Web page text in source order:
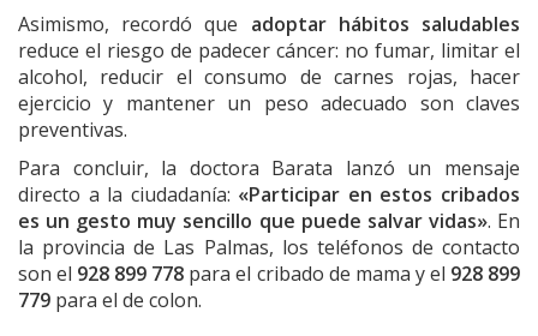
Asimismo, recordó que adoptar hábitos saludables
reduce el riesgo de padecer cáncer: no fumar, limitar el
alcohol, reducir el consumo de carnes rojas, hacer
ejercicio y mantener un peso adecuado son claves
preventivas.
Para concluir, la doctora Barata lanzó un mensaje
directo a la ciudadanía: «Participar en estos cribados
es un gesto muy sencillo que puede salvar vidas». En
la provincia de Las Palmas, los teléfonos de contacto
son el 928 899 778 para el cribado de mama y el 928 899
779 para el de colon.